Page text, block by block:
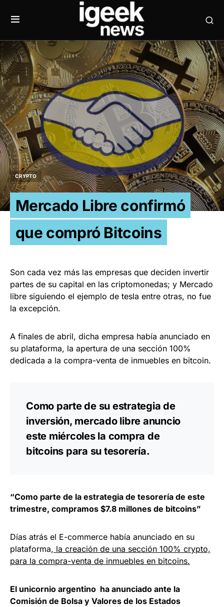
CRYPTO
Mercado Libre confirmó
que compró Bitcoins
Son cada vez más las empresas que deciden invertir
partes de su capital en las criptomonedas; y Mercado
libre siguiendo el ejemplo de tesla entre otras, no fue
la excepción.
A finales de abril, dicha empresa había anunciado en
su plataforma, la apertura de una sección 100%
dedicada a la compra-venta de inmuebles en bitcoin.
Como parte de su estrategia de
inversión, mercado libre anuncio
este miércoles la compra de
bitcoins para su tesorería.
“Como parte de la estrategia de tesorería de este
trimestre, compramos $7.8 millones de bitcoins”
Días atrás el E-commerce había anunciado en su
plataforma, la creación de una sección 100% crypto,
para la compra-venta de inmuebles en bitcoins.
El unicornio argentino ha anunciado ante la
Comisión de Bolsa y Valores de los Estados